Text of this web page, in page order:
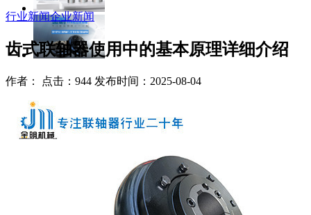
行业新闻企业新闻
齿式联轴器使用中的基本原理详细介绍
作者： 点击：944 发布时间：2025-08-04